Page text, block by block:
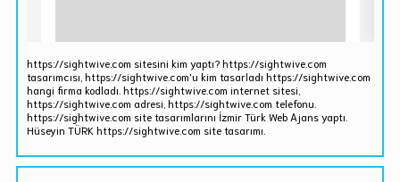
https://sightwive.com sitesini kim yaptı? https://sightwive.com
tasarımcısı, https://sightwive.com'u kim tasarladı https://sightwive.com
hangi firma kodladı. https://sightwive.com internet sitesi,
https://sightwive.com adresi, https://sightwive.com telefonu.
https://sightwive.com site tasarımlarını İzmir Türk Web Ajans yaptı.
Hüseyin TÜRK https://sightwive.com site tasarımı.